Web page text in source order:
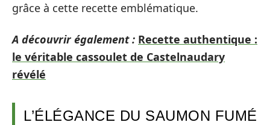
grâce à cette recette emblématique.
A découvrir également : Recette authentique :
le véritable cassoulet de Castelnaudary
révélé
L’ÉLÉGANCE DU SAUMON FUMÉ